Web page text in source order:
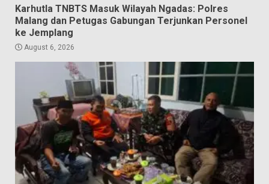
Karhutla TNBTS Masuk Wilayah Ngadas: Polres
Malang dan Petugas Gabungan Terjunkan Personel
ke Jemplang
August 6, 2026